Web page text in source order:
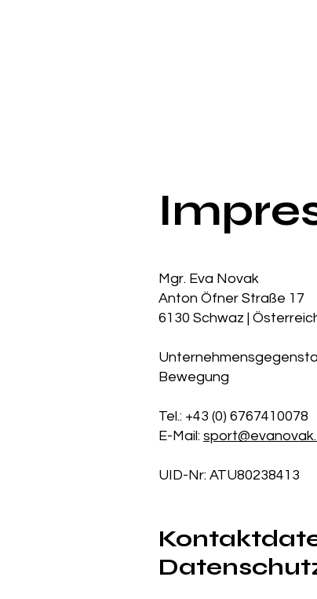
Mgr. Eva Novak
Anton Öfner Straße 17
6130 Schwaz |
Bewegung
Tel.: +43 (0) 6767410078
E-Mail:
UID-Nr: ATU80238413